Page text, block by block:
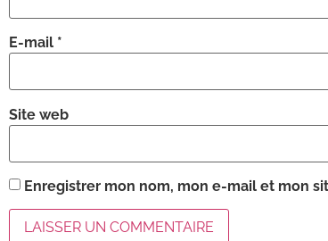
E-mail *
Site web
Enregistrer mon nom, mon e-mail et mon